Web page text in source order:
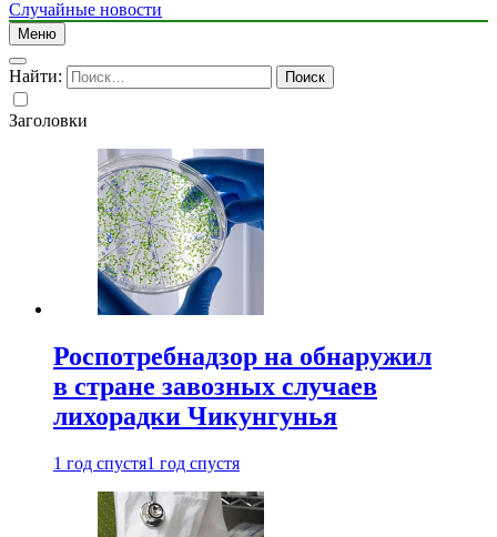
Случайные новости
Меню
Найти:
Заголовки
Роспотребнадзор на обнаружил
в стране завозных случаев
лихорадки Чикунгунья
1 год спустя1 год спустя